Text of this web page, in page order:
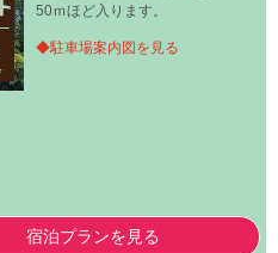
50ｍほど入ります。
◆駐車場案内図を見る
宿泊プランを見る